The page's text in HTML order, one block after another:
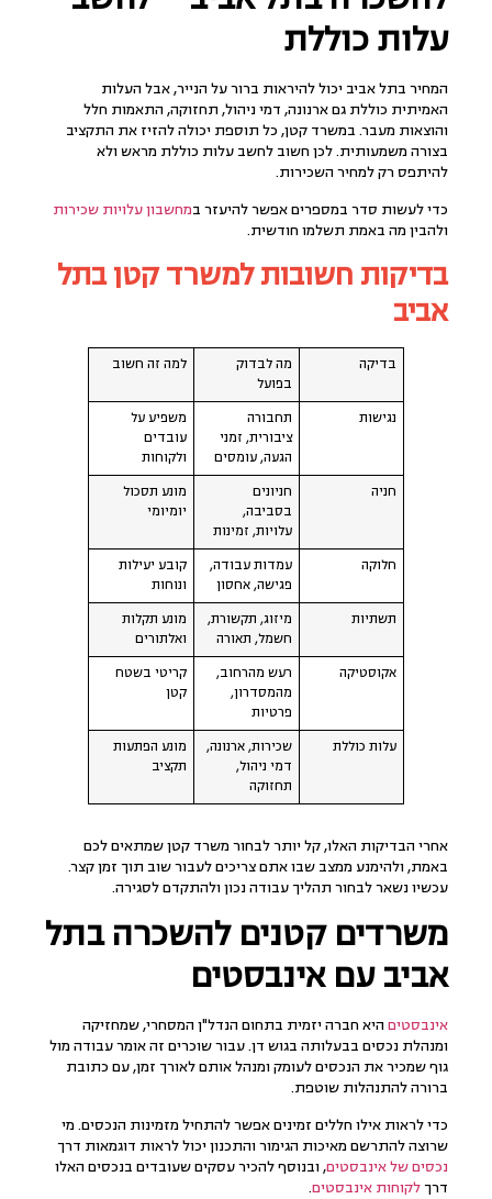
עלות כוללת
המחיר בתל אביב יכול להיראות ברור על הנייר, אבל העלות
האמיתית כוללת גם ארנונה, דמי ניהול, תחזוקה, התאמות חלל
והוצאות מעבר. במשרד קטן, כל תוספת יכולה להזיז את התקציב
בצורה משמעותית. לכן חשוב לחשב עלות כוללת מראש ולא
להיתפס רק למחיר השכירות.
כדי לעשות סדר במספרים אפשר להיעזר במחשבון עלויות שכירות
ולהבין מה באמת תשלמו חודשית.
בדיקות חשובות למשרד קטן בתל
אביב
בדיקה
מה לבדוק
בפועל
למה זה חשוב
נגישות
תחבורה
ציבורית, זמני
הגעה, עומסים
משפיע על
עובדים
ולקוחות
חניה
חניונים
בסביבה,
עלויות, זמינות
מונע תסכול
יומיומי
חלוקה
עמדות עבודה,
פגישה, אחסון
קובע יעילות
ונוחות
תשתיות
מיזוג, תקשורת,
חשמל, תאורה
מונע תקלות
ואלתורים
אקוסטיקה
רעש מהרחוב,
מהמסדרון,
פרטיות
קריטי בשטח
קטן
עלות כוללת
שכירות, ארנונה,
דמי ניהול,
תחזוקה
מונע הפתעות
תקציב
אחרי הבדיקות האלו, קל יותר לבחור משרד קטן שמתאים לכם
באמת, ולהימנע ממצב שבו אתם צריכים לעבור שוב תוך זמן קצר.
עכשיו נשאר לבחור תהליך עבודה נכון ולהתקדם לסגירה.
משרדים קטנים להשכרה בתל
אביב עם אינבסטים
אינבסטים היא חברה יזמית בתחום הנדל"ן המסחרי, שמחזיקה
ומנהלת נכסים בבעלותה בגוש דן. עבור שוכרים זה אומר עבודה מול
גוף שמכיר את הנכסים לעומק ומנהל אותם לאורך זמן, עם כתובת
ברורה להתנהלות שוטפת.
כדי לראות אילו חללים זמינים אפשר להתחיל מזמינות הנכסים. מי
שרוצה להתרשם מאיכות הגימור והתכנון יכול לראות דוגמאות דרך
נכסים של אינבסטים, ובנוסף להכיר עסקים שעובדים בנכסים האלו
דרךלקוחות אינבסטים.